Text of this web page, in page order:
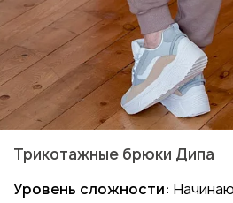
Трикотажные брюки Дипа
Уровень сложности: